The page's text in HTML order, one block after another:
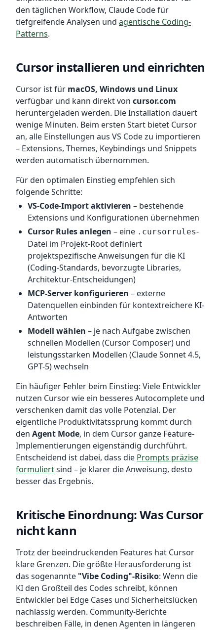
den täglichen Workflow, Claude Code für
tiefgreifende Analysen und agentische Coding-
Patterns.
Cursor installieren und einrichten
Cursor ist für macOS, Windows und Linux
verfügbar und kann direkt von cursor.com
heruntergeladen werden. Die Installation dauert
wenige Minuten. Beim ersten Start bietet Cursor
an, alle Einstellungen aus VS Code zu importieren
– Extensions, Themes, Keybindings und Snippets
werden automatisch übernommen.
Für den optimalen Einstieg empfehlen sich
folgende Schritte:
VS-Code-Import aktivieren – bestehende
Extensions und Konfigurationen übernehmen
Cursor Rules anlegen – eine .cursorrules-
Datei im Projekt-Root definiert
projektspezifische Anweisungen für die KI
(Coding-Standards, bevorzugte Libraries,
Architektur-Entscheidungen)
MCP-Server konfigurieren – externe
Datenquellen einbinden für kontextreichere KI-
Antworten
Modell wählen – je nach Aufgabe zwischen
schnellen Modellen (Cursor Composer) und
leistungsstarken Modellen (Claude Sonnet 4.5,
GPT-5) wechseln
Ein häufiger Fehler beim Einstieg: Viele Entwickler
nutzen Cursor wie ein besseres Autocomplete und
verschenken damit das volle Potenzial. Der
eigentliche Produktivitätssprung kommt durch
den Agent Mode, in dem Cursor ganze Feature-
Implementierungen eigenständig durchführt.
Entscheidend ist dabei, dass die Prompts präzise
formuliertsind – je klarer die Anweisung, desto
besser das Ergebnis.
Kritische Einordnung: Was Cursor
nicht kann
Trotz der beeindruckenden Features hat Cursor
klare Grenzen. Die größte Herausforderung ist
das sogenannte "Vibe Coding"-Risiko: Wenn die
KI den Großteil des Codes schreibt, können
Entwickler bei Edge Cases und Sicherheitslücken
nachlässig werden. Community-Berichte
beschreiben Fälle, in denen Agenten in längeren